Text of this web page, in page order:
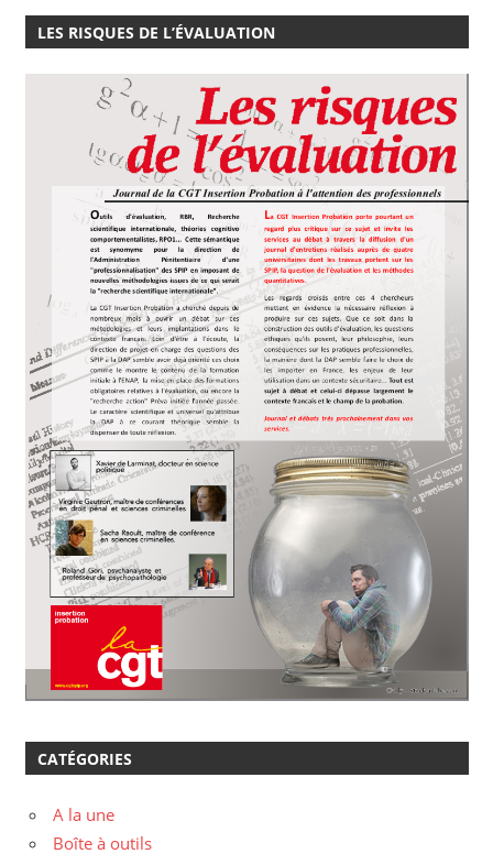
LES RISQUES DE L’ÉVALUATION
CATÉGORIES
A la une
Boîte à outils